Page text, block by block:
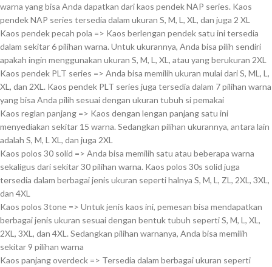
warna yang bisa Anda dapatkan dari kaos pendek NAP series. Kaos
pendek NAP series tersedia dalam ukuran S, M, L, XL, dan juga 2 XL
Kaos pendek pecah pola => Kaos berlengan pendek satu ini tersedia
dalam sekitar 6 pilihan warna. Untuk ukurannya, Anda bisa pilih sendiri
apakah ingin menggunakan ukuran S, M, L, XL, atau yang berukuran 2XL
Kaos pendek PLT series => Anda bisa memilih ukuran mulai dari S, ML, L,
XL, dan 2XL. Kaos pendek PLT series juga tersedia dalam 7 pilihan warna
yang bisa Anda pilih sesuai dengan ukuran tubuh si pemakai
Kaos reglan panjang => Kaos dengan lengan panjang satu ini
menyediakan sekitar 15 warna. Sedangkan pilihan ukurannya, antara lain
adalah S, M, L XL, dan juga 2XL
Kaos polos 30 solid => Anda bisa memilih satu atau beberapa warna
sekaligus dari sekitar 30 pilihan warna. Kaos polos 30s solid juga
tersedia dalam berbagai jenis ukuran seperti halnya S, M, L, ZL, 2XL, 3XL,
dan 4XL
Kaos polos 3tone => Untuk jenis kaos ini, pemesan bisa mendapatkan
berbagai jenis ukuran sesuai dengan bentuk tubuh seperti S, M, L, XL,
2XL, 3XL, dan 4XL. Sedangkan pilihan warnanya, Anda bisa memilih
sekitar 9 pilihan warna
Kaos panjang overdeck => Tersedia dalam berbagai ukuran seperti